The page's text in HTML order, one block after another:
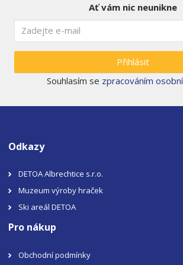
Ať vám nic neunikne
Přihlásit
Souhlasím se zpracováním
Odkazy
DETOA Albrechtice s.r.o.
Muzeum výroby hraček
Ski areál DETOA
Pro nákup
Obchodní podmínky